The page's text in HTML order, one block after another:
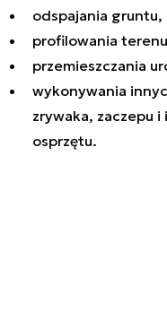
odspajania gruntu,
profilowania
przemieszczania
wykonywania
zrywaka, zaczepu
osprzętu.